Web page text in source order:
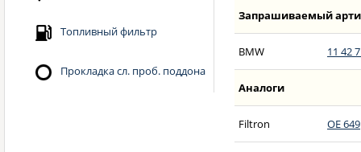
Топливный фильтр
Прокладка сл. проб. поддона
Запрашиваемый
BMW 11 42
Аналоги
Filtron OE 649